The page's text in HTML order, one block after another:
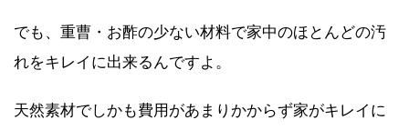
でも、重曹・お酢の少ない材料で家中のほとんどの汚
れをキレイに出来るんですよ。
天然素材でしかも費用があまりかからず家がキレイに